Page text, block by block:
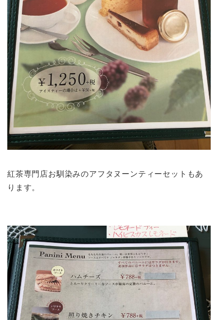
紅茶専門店お馴染みのアフタヌーンティーセットもあ
ります。